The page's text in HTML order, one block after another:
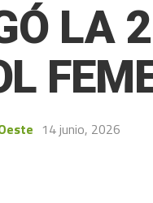
LA
14 junio, 2026